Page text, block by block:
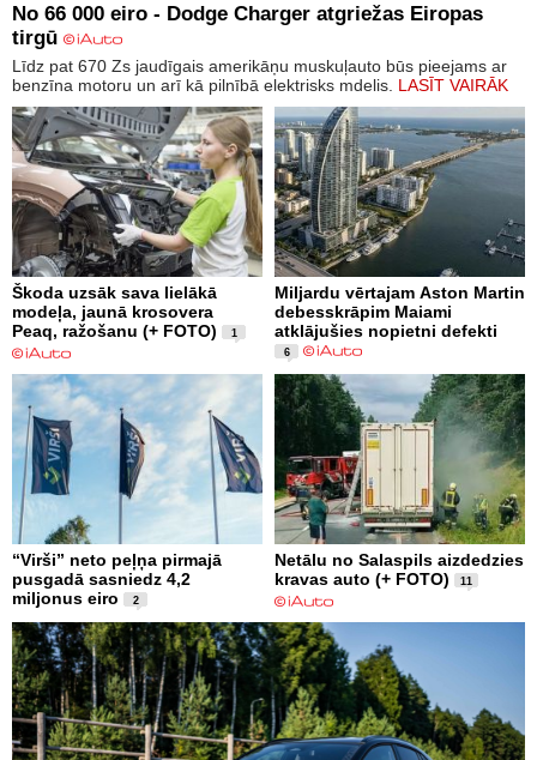
No 66 000 eiro - Dodge Charger atgriežas Eiropas
tirgū
Līdz pat 670 Zs jaudīgais amerikāņu muskuļauto būs pieejams ar
benzīna motoru un arī kā pilnībā elektrisks mdelis. LASĪT VAIRĀK
Škoda uzsāk sava lielākā
modeļa, jaunā krosovera
Peaq, ražošanu (+ FOTO)
1
Miljardu vērtajam Aston Martin
debesskrāpim Maiami
atklājušies nopietni defekti
6
“Virši” neto peļņa pirmajā
pusgadā sasniedz 4,2
miljonus eiro
2
Netālu no Salaspils aizdedzies
kravas auto (+ FOTO)
11